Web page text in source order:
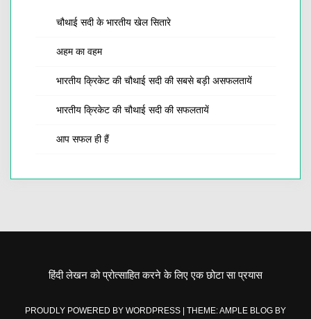
चौथाई सदी के भारतीय खेल सितारे
अहम का वहम
भारतीय क्रिकेट की चौथाई सदी की सबसे बड़ी असफलतायें
भारतीय क्रिकेट की चौथाई सदी की सफलतायें
आप सफल ही हैं
हिंदी लेखन को प्रोत्साहित करने के लिए एक छोटा सा प्रयास
PROUDLY POWERED BY WORDPRESS
THEME: AMPLE BLOG BY